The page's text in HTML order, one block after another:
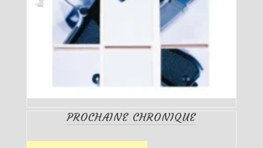
PROCHAINE CHRONIQUE